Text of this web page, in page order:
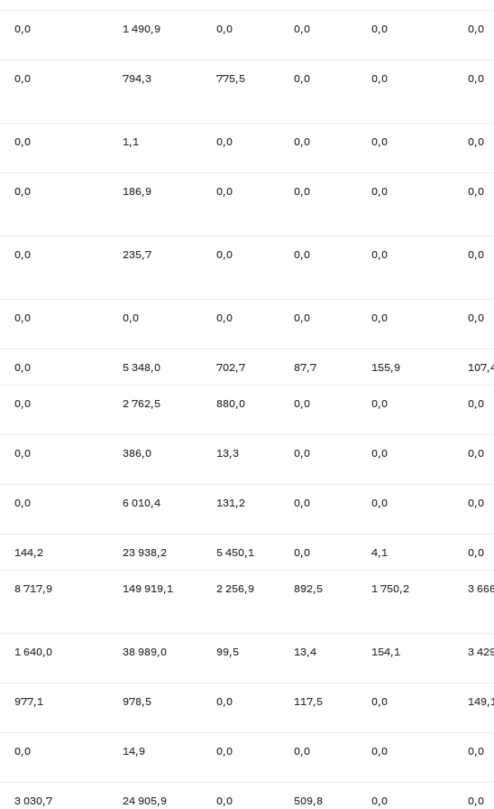
0,0 1 490,9 0,0 0,0 0,0 0,0
0,0 794,3 775,5 0,0 0,0 0,0
0,0 1,1 0,0 0,0 0,0 0,0
0,0 186,9 0,0 0,0 0,0 0,0
0,0 235,7 0,0 0,0 0,0 0,0
0,0 0,0 0,0 0,0 0,0 0,0
0,0 5 348,0 702,7 87,7 155,9
0,0 2 762,5 880,0 0,0 0,0 0,0
0,0 386,0 13,3 0,0 0,0 0,0
0,0 6 010,4 131,2 0,0 0,0 0,0
144,2 23 938,2 5 450,1 0,0 4,1 0,0
8 717,9 149 919,1 2 256,9 892,5 1 750,2 3
1 640,0 38 989,0 99,5 13,4 154,1 3
977,1 978,5 0,0 117,5 0,0
0,0 14,9 0,0 0,0 0,0 0,0
3 030,7 24 905,9 0,0 509,8 0,0 0,0